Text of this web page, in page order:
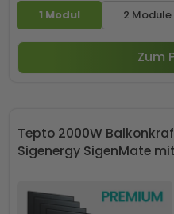
1 Modul 2 Module
Zum
Tepto 2000W
Sigenergy SigenMate